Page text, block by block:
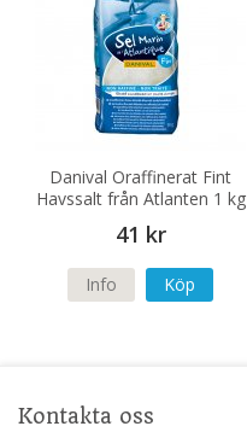
Danival Oraffinerat Fint
Havssalt från Atlanten 1 kg
41 kr
Info Köp
Kontakta oss